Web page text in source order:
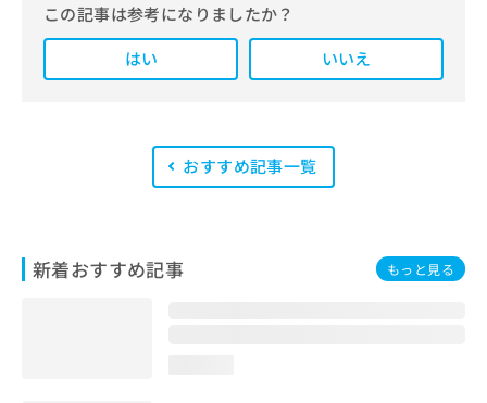
また、医療広告ガイドラインに準拠し
た編集体制を整えており、編集部内に
は、一般社団法人薬機法医療法規格協
います。
この記事は参考になりましたか？
はい
いいえ
おすすめ記事一覧
新着おすすめ記事 もっと見る